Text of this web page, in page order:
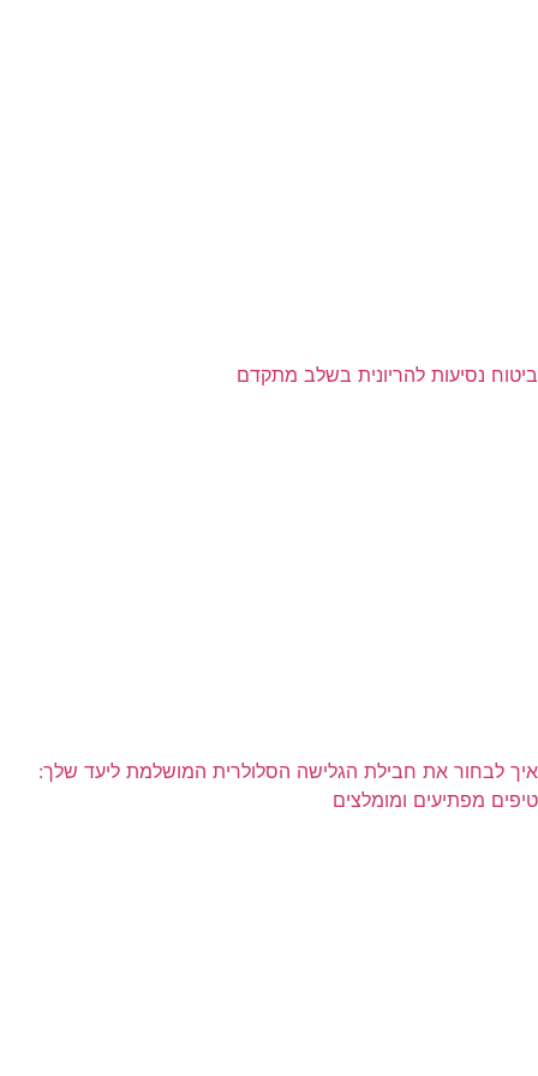
ביטוח נסיעות להריונית בשלב מתקדם
איך לבחור את חבילת הגלישה הסלולרית המושלמת ליעד שלך:
טיפים מפתיעים ומומלצים